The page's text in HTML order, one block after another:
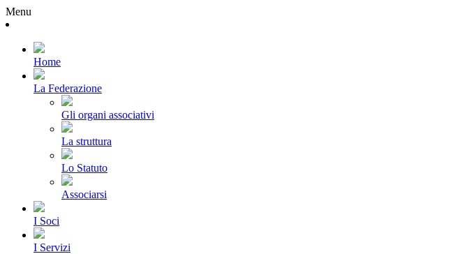
Menu
Home
La Federazione
Gli organi associativi
La struttura
Lo Statuto
Associarsi
I Soci
I Servizi